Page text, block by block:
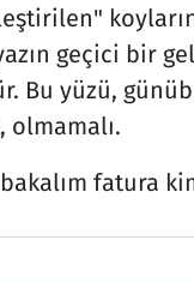
geçici bir
Bu yüzü,
olmamalı.
fatura